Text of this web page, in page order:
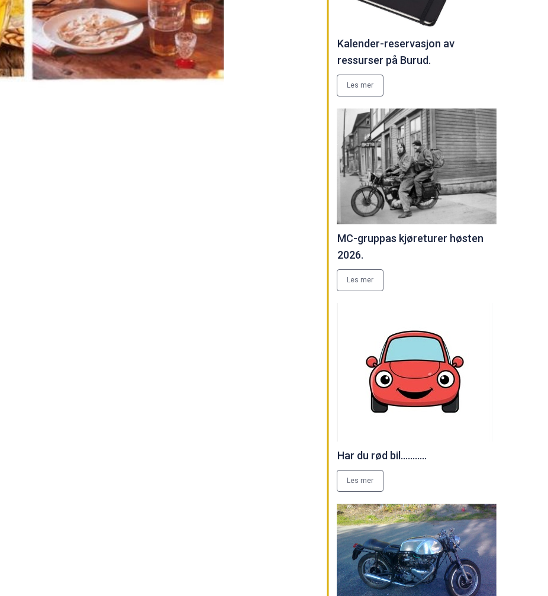
Kalender-reservasjon av
ressurser på Burud.
Les mer
MC-gruppas kjøreturer høsten
2026.
Les mer
Har du rød bil...........
Les mer